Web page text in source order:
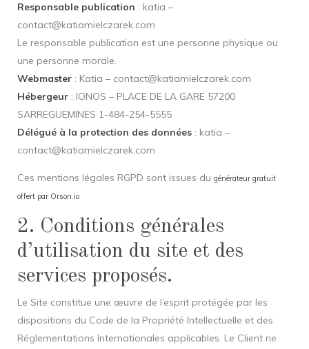
Responsable publication : katia –
contact@katiamielczarek.com
Le responsable publication est une personne physique ou
une personne morale.
Webmaster : Katia – contact@katiamielczarek.com
Hébergeur : IONOS – PLACE DE LA GARE 57200
SARREGUEMINES 1-484-254-5555
Délégué à la protection des données : katia –
contact@katiamielczarek.com
Ces mentions légales RGPD sont issues du générateur gratuit
offert par Orson.io
2. Conditions générales
d’utilisation du site et des
services proposés.
Le Site constitue une œuvre de l’esprit protégée par les
dispositions du Code de la Propriété Intellectuelle et des
Réglementations Internationales applicables. Le Client ne